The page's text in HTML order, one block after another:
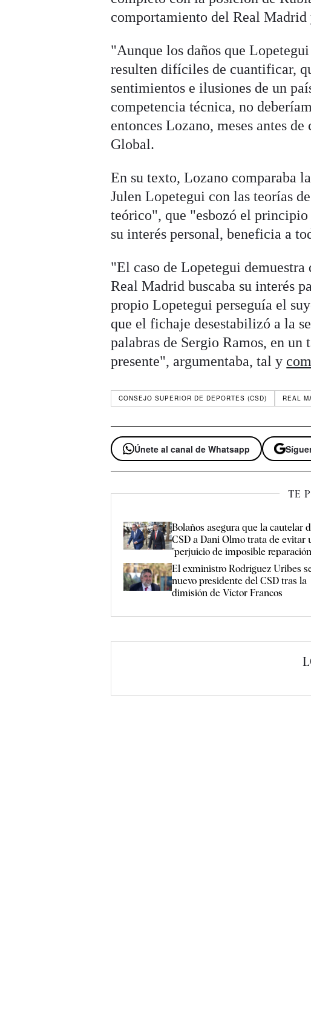
comportamiento del Real Madrid
"Aunque los daños que
resulten difíciles de cuantificar,
sentimientos e ilusiones de un
competencia técnica, no
entonces Lozano, meses antes
Global.
En su texto, Lozano comparaba
Julen Lopetegui con las teorías
teórico", que "esbozó el principio
su interés personal, beneficia a
"El caso de Lopetegui
Real Madrid buscaba su interés
propio Lopetegui perseguía el
que el fichaje desestabilizó a la
palabras de Sergio Ramos, en
presente", argumentaba, tal y
CONSEJO SUPERIOR DE DEPORTES (CSD) REAL
Únete al canal de Whatsapp
TE
Bolaños asegura que la cautelar
CSD a Dani Olmo trata de evitar
"perjuicio de imposible
El exministro Rodríguez Uribes
nuevo presidente del CSD tras la
dimisión de Víctor Francos